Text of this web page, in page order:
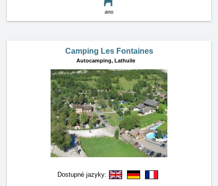
ano
Camping Les Fontaines
Autocamping, Lathuile
Dostupné jazyky: